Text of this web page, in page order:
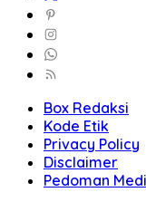
Box Redaksi
Kode Etik
Privacy Policy
Disclaimer
Pedoman